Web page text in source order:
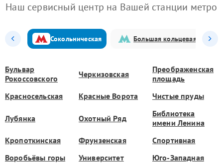
Наш сервисный центр на Вашей станции метро
Сокольническая Большая кольцевая
Бульвар
Рокоссовского
Черкизовская
Преображенская
площадь
Красносельская
Красные Ворота Чистые пруды
Лубянка Охотный Ряд
Библиотека
имени Ленина
Кропоткинская
Фрунзенская
Спортивная
Воробьёвы горы
Университет Юго-Западная